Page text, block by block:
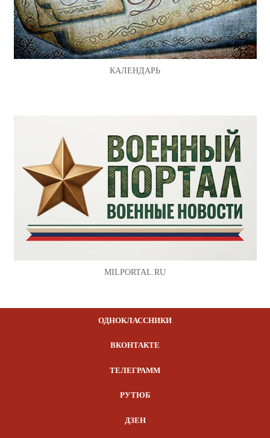
КАЛЕНДАРЬ
MILPORTAL.RU
ОДНОКЛАССНИКИ
ВКОНТАКТЕ
ТЕЛЕГРАММ
РУТЮБ
ДЗЕН